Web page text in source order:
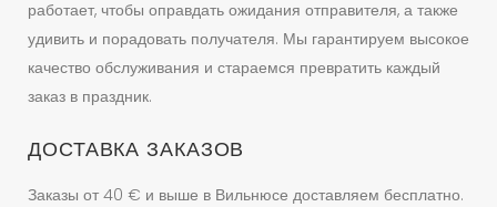
работает, чтобы оправдать ожидания отправителя, а также
удивить и порадовать получателя. Мы гарантируем высокое
качество обслуживания и стараемся превратить каждый
заказ в праздник.
ДОСТАВКА ЗАКАЗОВ
Заказы от 40 € и выше в Вильнюсе доставляем бесплатно.